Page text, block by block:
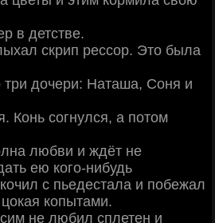
в детстве.
скрип рессор. Это была
дочери: Hаташа, Соня и
Конь согнулся, а потом
любви и ждёт не
ею кого-нибудь
с пьедестала и побежал
копытами.
не любил сплетен и